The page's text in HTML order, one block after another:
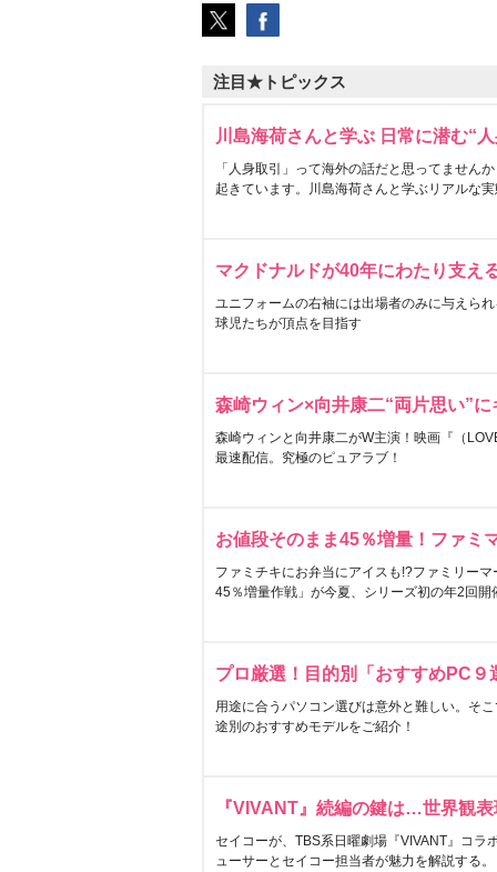
注目★トピックス
川島海荷さんと学ぶ 日常に潜む“
「人身取引」って海外の話だと思ってません
起きています。川島海荷さんと学ぶリアルな
マクドナルドが40年にわたり支え
ユニフォームの右袖には出場者のみに与えら
球児たちが頂点を目指す
森崎ウィン×向井康二“両片思い”
森崎ウィンと向井康二がW主演！映画『（
最速配信。究極のピュアラブ！
お値段そのまま45％増量！ファミ
ファミチキにお弁当にアイスも!?ファミリー
45％増量作戦」が今夏、シリーズ初の年2回開
プロ厳選！目的別「おすすめPC９
用途に合うパソコン選びは意外と難しい。そ
途別のおすすめモデルをご紹介！
『VIVANT』続編の鍵は…世界観
セイコーが、TBS系日曜劇場『VIVANT』コラ
ューサーとセイコー担当者が魅力を解説する。